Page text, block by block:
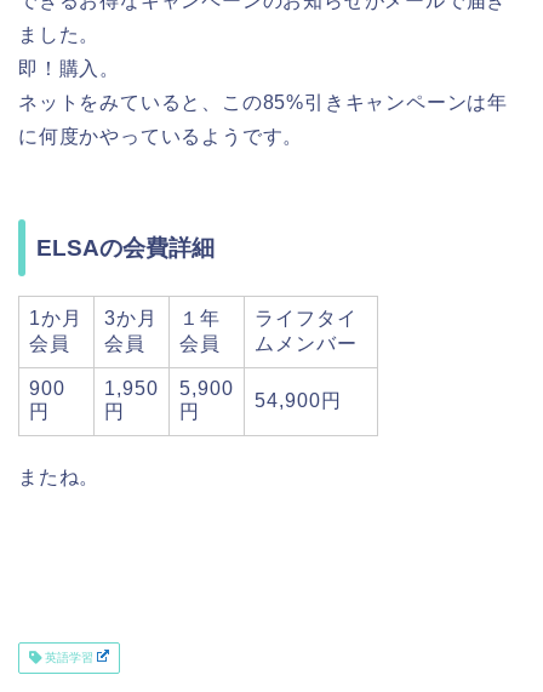
ました。
即！購入。
ネットをみていると、この85%引きキャンペーンは年
に何度かやっているようです。
ELSAの会費詳細
1か月
会員
3か月
会員
１年
会員
ライフタイ
ムメンバー
900
円
1,950
円
5,900
円
54,900円
またね。
英語学習